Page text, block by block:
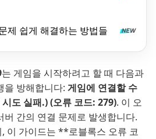
제 쉽게 해결하는 방법들
는 게임을 시작하려고 할 때 다음과
을 방해합니다: 게임에 연결할 수
도 실패.) (오류 코드: 279). 이 오
버 간의 연결 문제로 발생합니다.
이 가이드는 **로블록스 오류 코